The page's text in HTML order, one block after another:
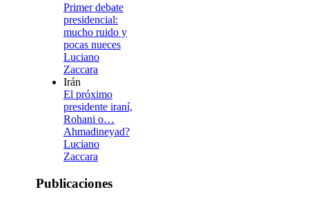
Primer debate
presidencial:
mucho ruido y
pocas nueces
Luciano
Zaccara
Irán
El próximo
presidente iraní,
Rohani o…
Ahmadineyad?
Luciano
Zaccara
Publicaciones